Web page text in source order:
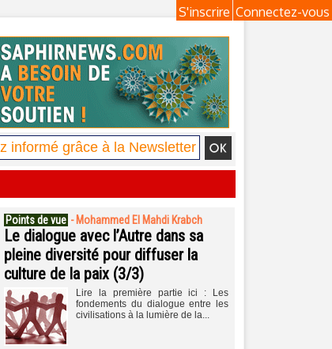
Connectez-vous
S'inscrire
Points de vue - Mohammed El Mahdi Krabch
Le dialogue avec l’Autre dans sa
pleine diversité pour diffuser la
culture de la paix (3/3)
Lire la première partie ici : Les
fondements du dialogue entre les
civilisations à la lumière de la...